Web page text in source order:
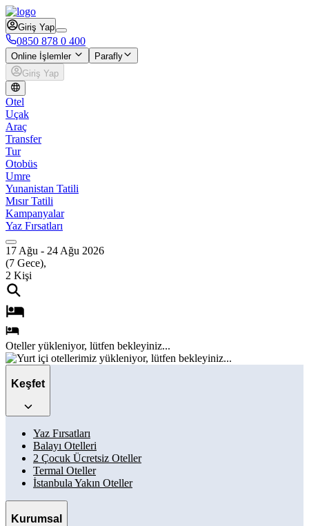
Giriş Yap
0850 878 0 400
Online İşlemler
Parafly
Giriş Yap
Otel
Uçak
Araç
Transfer
Tur
Otobüs
Umre
Yunanistan Tatili
Mısır Tatili
Kampanyalar
Yaz Fırsatları
17 Ağu - 24 Ağu 2026
(7 Gece),
2 Kişi
Otelleryükleniyor, lütfen bekleyiniz...
Keşfet
Yaz Fırsatları
Balayı Otelleri
2 Çocuk Ücretsiz Oteller
Termal Oteller
İstanbula Yakın Oteller
Kurumsal